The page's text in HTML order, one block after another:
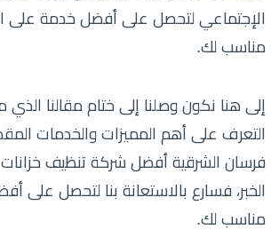
الإجتماعي لتحصل على أفضل خدمة على
مناسب لك.
إلى هنا نكون وصلنا إلى ختام مقالنا الذي
التعرف على أهم المميزات والخدمات
فرسان الشرقية أفضل شركة تنظيف
الخبر، فسارع بالاستعانة بنا لتحصل على
مناسب لك.